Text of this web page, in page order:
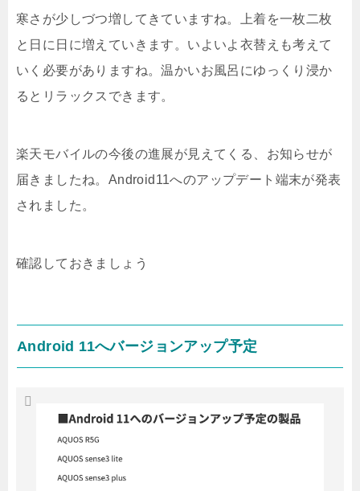
寒さが少しづつ増してきていますね。上着を一枚二枚
と日に日に増えていきます。いよいよ衣替えも考えて
いく必要がありますね。温かいお風呂にゆっくり浸か
るとリラックスできます。
楽天モバイルの今後の進展が見えてくる、お知らせが
届きましたね。Android11へのアップデート端末が発表
されました。
確認しておきましょう
Android 11へバージョンアップ予定